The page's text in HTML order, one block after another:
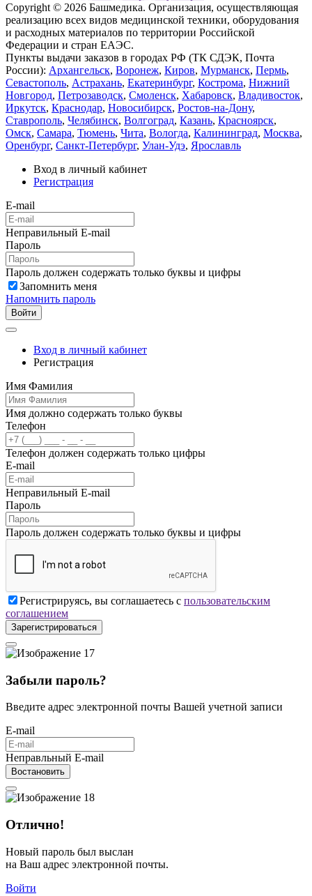
Copyright © 2026 Башмедика. Организация, осуществляющая
реализацию всех видов медицинской техники, оборудования
и расходных материалов по территории Российской
Федерации и стран ЕАЭС.
Пункты выдачи заказов в городах РФ (ТК СДЭК, Почта
России): Архангельск, Воронеж, Киров, Мурманск, Пермь,
Севастополь, Астрахань, Екатеринбург, Кострома, Нижний
Новгород, Петрозаводск, Смоленск, Хабаровск, Владивосток,
Иркутск, Краснодар, Новосибирск, Ростов-на-Дону,
Ставрополь, Челябинск, Волгоград, Казань, Красноярск,
Омск, Самара, Тюмень, Чита, Вологда, Калининград, Москва,
Оренбург, Санкт-Петербург, Улан-Удэ, Ярославль
Вход в личный кабинет
Регистрация
E-mail
Неправильный E-mail
Пароль
Пароль должен содержать только буквы и цифры
Запомнить меня
Напомнить пароль
Войти
Вход в личный кабинет
Регистрация
Имя Фамилия
Имя должно содержать только буквы
Телефон
Телефон должен содержать только цифры
E-mail
Неправильный E-mail
Пароль
Пароль должен содержать только буквы и цифры
Регистрируясь, вы соглашаетесь с пользовательским
соглашением
Зарегистрироваться
Забыли пароль?
Введите адрес электронной почты Вашей учетной записи
E-mail
Неправльный E-mail
Востановить
Отлично!
Новый пароль был выслан
на Ваш адрес электронной почты.
Войти